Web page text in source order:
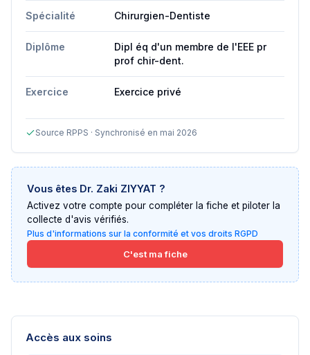
Spécialité Chirurgien-Dentiste
Diplôme
Dipl éq d'un membre de l'EEE pr
prof chir-dent.
Exercice Exercice privé
Source RPPS · Synchronisé en mai 2026
Vous êtes Dr. Zaki ZIYYAT ?
Activez votre compte pour compléter la fiche et piloter la
collecte d'avis vérifiés.
Plus d'informations sur la conformité et vos droits RGPD
C'est ma fiche
Accès aux soins